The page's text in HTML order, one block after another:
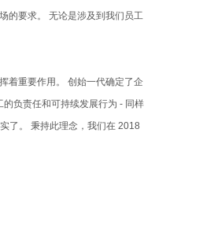
的要求。 无论是涉及到我们员工
着重要作用。 创始一代确定了企
负责任和可持续发展行为 - 同样
了。 秉持此理念，我们在 2018